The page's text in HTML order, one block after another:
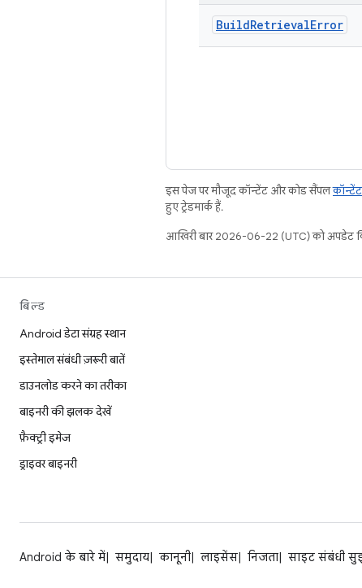
BuildRetrievalError
इस पेज पर मौजूद कॉन्टेंट और कोड सैंपल
हुए ट्रेडमार्क हैं.
आखिरी बार 2026-06-22 (UTC) को अपडेट
बिल्ड
Android डेटा संग्रह स्थान
इस्तेमाल संबंधी ज़रूरी बातें
डाउनलोड करने का तरीका
बाइनरी की झलक देखें
फ़ैक्ट्री इमेज
ड्राइवर बाइनरी
Android के बारे में समुदाय कानूनी लाइसेंस निजता साइट संबंधी